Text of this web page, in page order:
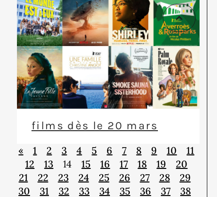
films dès le 20 mars
« 1 2 3 4 5 6 7 8 9 10
11
12
13 14 15 16 17 18 19
20
21
22 23 24 25 26 27 28
29
30
31 32 33 34 35 36 37 38